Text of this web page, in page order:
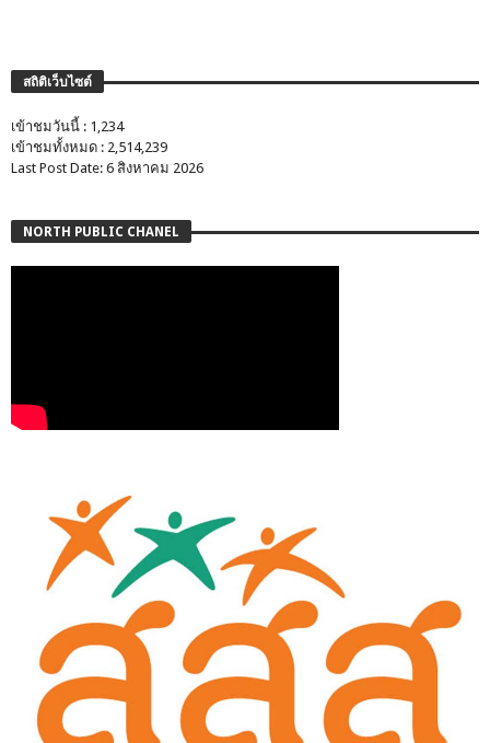
สถิติเว็บไซต์
เข้าชมวันนี้ : 1,234
เข้าชมทั้งหมด : 2,514,239
Last Post Date: 6 สิงหาคม 2026
NORTH PUBLIC CHANEL